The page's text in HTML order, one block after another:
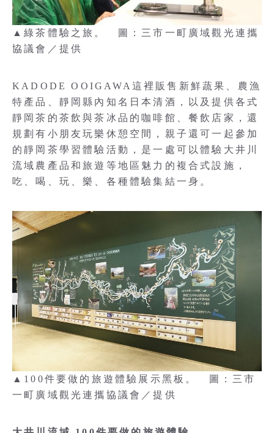
▲綠茶體驗之旅。 圖：三市一町廣域觀光連攜
協議會／提供
KADODE OOIGAWA這裡販售新鮮蔬果、農漁
特產品、靜岡縣內知名日本清酒，以及提供各式
靜岡茶的茶飲與茶冰品的咖啡館、餐飲店家，還
規劃有小朋友玩樂休憩空間，親子還可一起參加
的靜岡茶學習體驗活動，是一處可以體驗大井川
流域農產品和旅遊等地區魅力的複合式設施，
吃、喝、玩、樂、各種體驗集結一身。
▲100件要做的旅遊體驗展示黑板。 圖：三市
一町廣域觀光連攜協議會／提供